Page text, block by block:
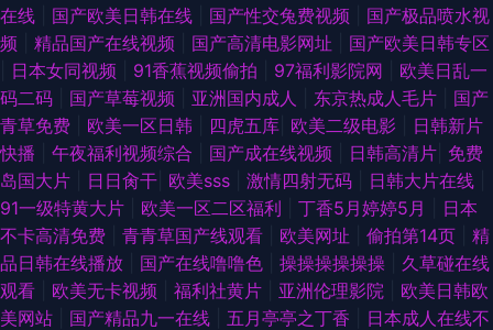
在线
国产欧美日韩在线 国产性交兔费视频
国产极品喷水视
频
精品国产在线视频 国产高清电影网址
国产欧美日韩专区
日本女同视频 91香蕉视频偷拍 97福利影院网
欧美日乱一
码二码
国产草莓视频 亚洲国内成人 东京热成人毛片
国产
青草免费
欧美一区日韩 四虎五库 欧美二级电影
日韩新片
快播
午夜福利视频综合 国产成在线视频 日韩高清片 免费
岛国大片
日日肏干 欧美sss 激情四射无码 日韩大片在线
91一级特黄大片
欧美一区二区福利 丁香5月婷婷5月
日本
不卡高清免费
青青草国产线观看 欧美网址 偷拍第14页
精
品日韩在线播放
国产在线噜噜色 操操操操操操
久草碰在线
观看
欧美无卡视频 福利社黄片 亚洲伦理影院
欧美日韩欧
美网站
国产精品九一在线 五月亭亭之丁香
日本成人在线不